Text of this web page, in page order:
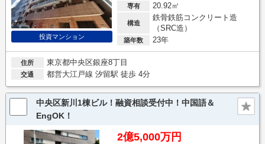
投資マンション
専有 20.92㎡
構造
鉄骨鉄筋コンクリート造
（SRC造）
築年数 23年
住所 東京都中央区銀座8丁目
交通 都営大江戸線 汐留駅 徒歩 4分
中央区新川1棟ビル！融資相談受付中！中国語＆
EngOK！
2億5,000万円